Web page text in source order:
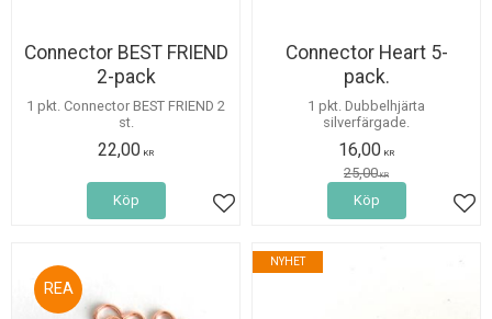
Connector BEST FRIEND
2-pack
1 pkt. Connector BEST FRIEND 2
st.
22,00 KR
Lägg till i favoriter
Köp
Connector Heart 5-
pack.
1 pkt. Dubbelhjärta
silverfärgade.
16,00 KR
25,00KR
Köp
36%
NYHET